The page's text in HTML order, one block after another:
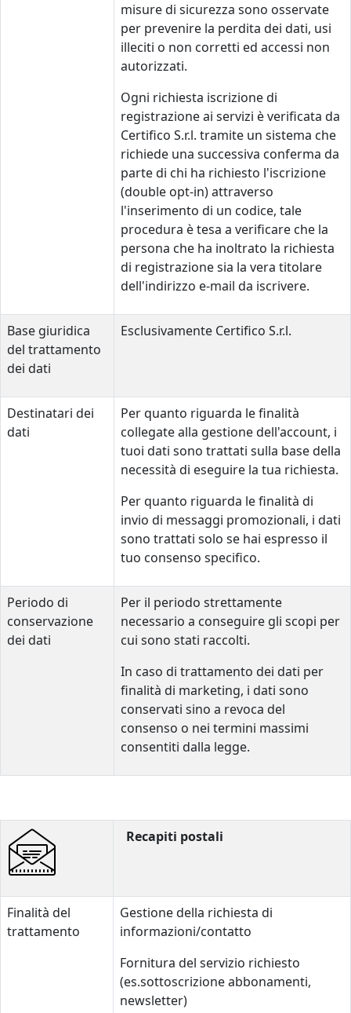
misure di sicurezza sono osservate
per prevenire la perdita dei dati, usi
illeciti o non corretti ed accessi non
autorizzati.
Ogni richiesta iscrizione di
registrazione ai servizi è verificata da
Certifico S.r.l. tramite un sistema che
richiede una successiva conferma da
parte di chi ha richiesto l'iscrizione
(double opt-in) attraverso
l'inserimento di un codice, tale
procedura è tesa a verificare che la
persona che ha inoltrato la richiesta
di registrazione sia la vera titolare
dell'indirizzo e-mail da iscrivere.
Base giuridica
del trattamento
dei dati
Esclusivamente Certifico S.r.l.
Destinatari dei
dati
Per quanto riguarda le finalità
collegate alla gestione dell'account, i
tuoi dati sono trattati sulla base della
necessità di eseguire la tua richiesta.
Per quanto riguarda le finalità di
invio di messaggi promozionali, i dati
sono trattati solo se hai espresso il
tuo consenso specifico.
Periodo di
conservazione
dei dati
Per il periodo strettamente
necessario a conseguire gli scopi per
cui sono stati raccolti.
In caso di trattamento dei dati per
finalità di marketing, i dati sono
conservati sino a revoca del
consenso o nei termini massimi
consentiti dalla legge.
Recapiti postali
Finalità del
trattamento
Gestione della richiesta di
informazioni/contatto
Fornitura del servizio richiesto
(es.sottoscrizione abbonamenti,
newsletter)